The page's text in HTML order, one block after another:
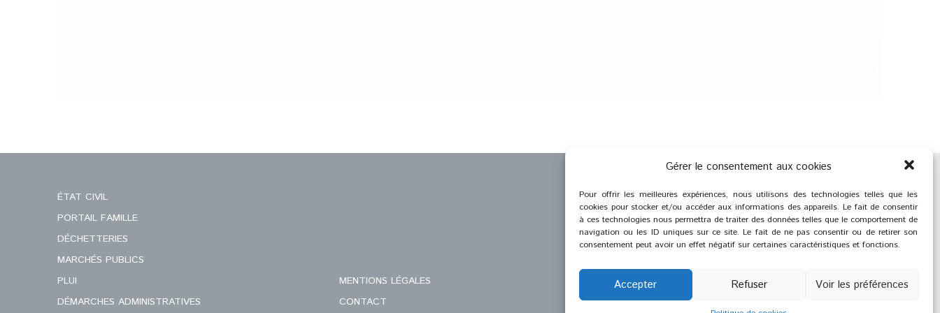
Gérer le consentement aux cookies
Pour offrir les meilleures expériences, nous utilisons des technologies telles que les
cookies pour stocker et/ou accéder aux informations des appareils. Le fait de consentir
à ces technologies nous permettra de traiter des données telles que le comportement de
navigation ou les ID uniques sur ce site. Le fait de ne pas consentir ou de retirer son
consentement peut avoir un effet négatif sur certaines caractéristiques et fonctions.
Accepter Refuser Voir les préférences
ÉTAT CIVIL
PORTAIL FAMILLE
DÉCHETTERIES
MARCHÉS PUBLICS
PLUI
DÉMARCHES ADMINISTRATIVES
MENTIONS LÉGALES
CONTACT
2023®Saint-Savournin
Création et réalisation :